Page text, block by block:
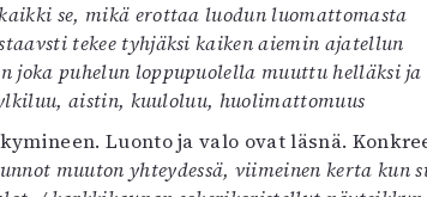
se, mikä erottaa luodun luomattomasta
tekee tyhjäksi kaiken aiemin ajatellun
joka puhelun loppupuolella muuttu helläksi
aistin, kuuloluu, huolimattomuus
Luonto ja valo ovat läsnä.
muuton yhteydessä, viimeinen kerta kun